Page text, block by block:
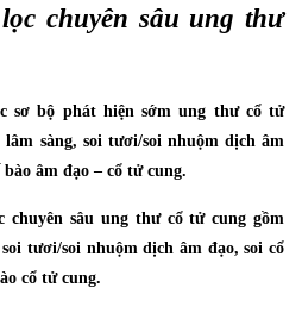
chuyên sâu ung thư
sơ bộ phát hiện sớm ung thư cổ tử
lâm sàng, soi tươi/soi nhuộm dịch âm
âm đạo – cổ tử cung.
chuyên sâu ung thư cổ tử cung gồm
tươi/soi nhuộm dịch âm đạo, soi cổ
cổ tử cung.